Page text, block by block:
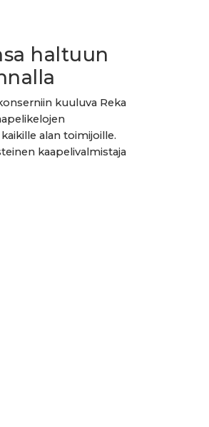
haltuun
kuuluva Reka
alan toimijoille.
kaapelivalmistaja